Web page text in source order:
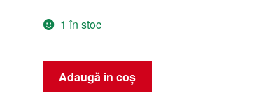
1 în stoc
Cantitate
Lumina
Adaugă în coș